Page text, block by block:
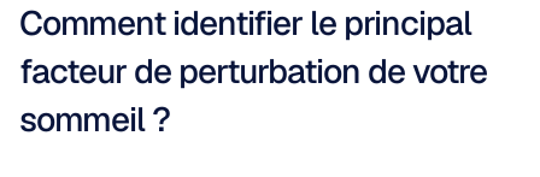
Comment identifier le principal
facteur de perturbation de votre
sommeil ?